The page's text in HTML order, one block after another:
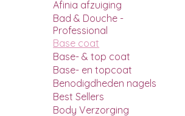
Afinia afzuiging
Bad & Douche -
Professional
Base coat
Base- & top coat
Base- en topcoat
Benodigdheden nagels
Best Sellers
Body Verzorging